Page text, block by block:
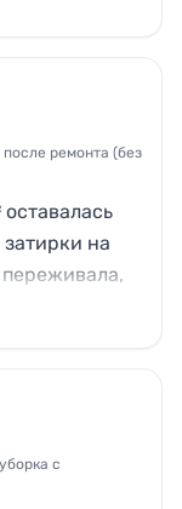
ушли,
адекватно
спокойное и
после ремонта (без
на
справились
и
шкафы
с